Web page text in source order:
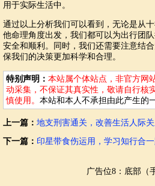
用于实际生活中。
通过以上分析我们可以看到，无论是从
他命理角度出发，我们都可以为出行团
安全和顺利。同时，我们还需要注意结
保我们的决策更加科学和合理。
特别声明： 本站属个体站点，非官方网
动采集，不保证其真实性，敬请自行核
慎使用。 本站和本人不承担由此产生的
上一篇： 地支刑害通关，改善生活人际
下一篇： 印星带食伤运用，学习知行合
广告位8：底部（